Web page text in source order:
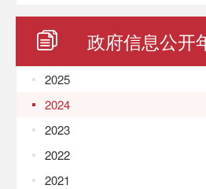
政府信息公开
2025
2024
2023
2022
2021